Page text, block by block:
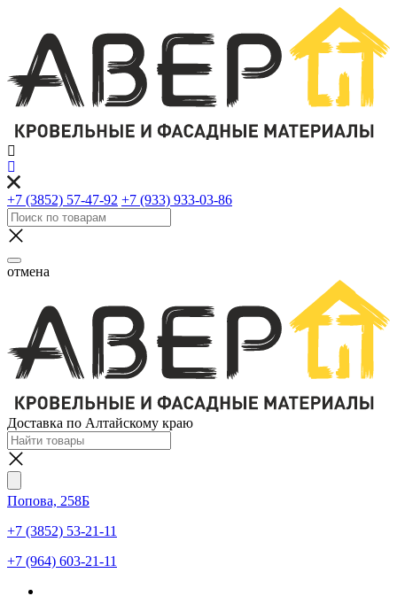
+7 (3852) 57-47-92 +7 (933) 933-03-86
отмена
Доставка по Алтайскому краю
Попова, 258Б
+7 (3852) 53-21-11
+7 (964) 603-21-11